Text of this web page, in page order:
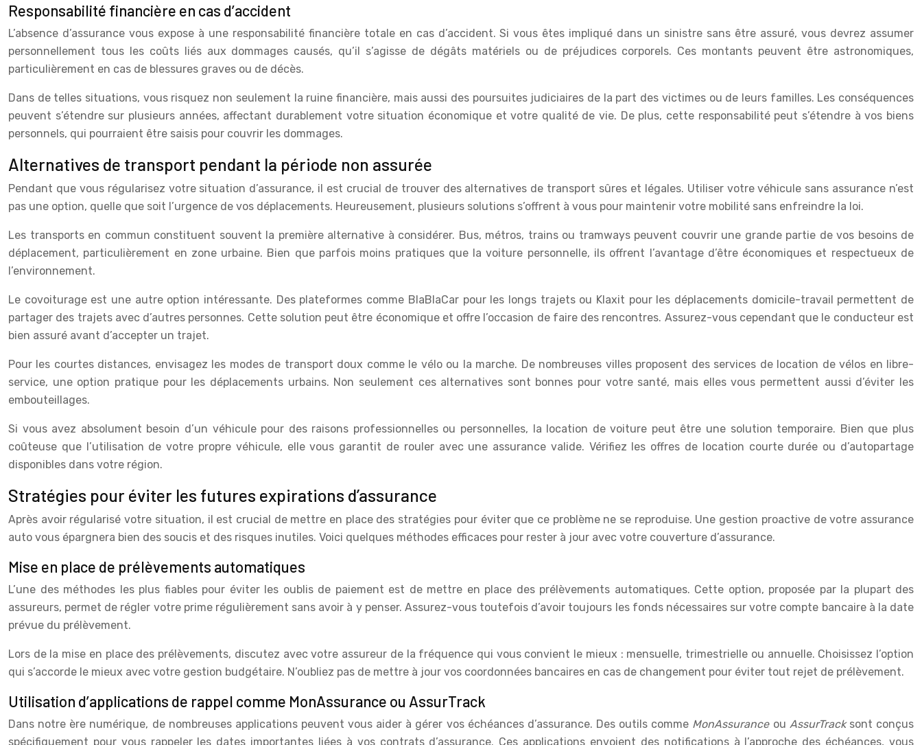
Responsabilité financière en cas d’accident
L’absence d’assurance vous expose à une responsabilité financière totale en cas d’accident. Si vous êtes impliqué dans un sinistre sans être assuré, vous devrez assumer
personnellement tous les coûts liés aux dommages causés, qu’il s’agisse de dégâts matériels ou de préjudices corporels. Ces montants peuvent être astronomiques,
particulièrement en cas de blessures graves ou de décès.
Dans de telles situations, vous risquez non seulement la ruine financière, mais aussi des poursuites judiciaires de la part des victimes ou de leurs familles. Les conséquences
peuvent s’étendre sur plusieurs années, affectant durablement votre situation économique et votre qualité de vie. De plus, cette responsabilité peut s’étendre à vos biens
personnels, qui pourraient être saisis pour couvrir les dommages.
Alternatives de transport pendant la période non assurée
Pendant que vous régularisez votre situation d’assurance, il est crucial de trouver des alternatives de transport sûres et légales. Utiliser votre véhicule sans assurance n’est
pas une option, quelle que soit l’urgence de vos déplacements. Heureusement, plusieurs solutions s’offrent à vous pour maintenir votre mobilité sans enfreindre la loi.
Les transports en commun constituent souvent la première alternative à considérer. Bus, métros, trains ou tramways peuvent couvrir une grande partie de vos besoins de
déplacement, particulièrement en zone urbaine. Bien que parfois moins pratiques que la voiture personnelle, ils offrent l’avantage d’être économiques et respectueux de
l’environnement.
Le covoiturage est une autre option intéressante. Des plateformes comme BlaBlaCar pour les longs trajets ou Klaxit pour les déplacements domicile-travail permettent de
partager des trajets avec d’autres personnes. Cette solution peut être économique et offre l’occasion de faire des rencontres. Assurez-vous cependant que le conducteur est
bien assuré avant d’accepter un trajet.
Pour les courtes distances, envisagez les modes de transport doux comme le vélo ou la marche. De nombreuses villes proposent des services de location de vélos en libre-
service, une option pratique pour les déplacements urbains. Non seulement ces alternatives sont bonnes pour votre santé, mais elles vous permettent aussi d’éviter les
embouteillages.
Si vous avez absolument besoin d’un véhicule pour des raisons professionnelles ou personnelles, la location de voiture peut être une solution temporaire. Bien que plus
coûteuse que l’utilisation de votre propre véhicule, elle vous garantit de rouler avec une assurance valide. Vérifiez les offres de location courte durée ou d’autopartage
disponibles dans votre région.
Stratégies pour éviter les futures expirations d’assurance
Après avoir régularisé votre situation, il est crucial de mettre en place des stratégies pour éviter que ce problème ne se reproduise. Une gestion proactive de votre assurance
auto vous épargnera bien des soucis et des risques inutiles. Voici quelques méthodes efficaces pour rester à jour avec votre couverture d’assurance.
Mise en place de prélèvements automatiques
L’une des méthodes les plus fiables pour éviter les oublis de paiement est de mettre en place des prélèvements automatiques. Cette option, proposée par la plupart des
assureurs, permet de régler votre prime régulièrement sans avoir à y penser. Assurez-vous toutefois d’avoir toujours les fonds nécessaires sur votre compte bancaire à la date
prévue du prélèvement.
Lors de la mise en place des prélèvements, discutez avec votre assureur de la fréquence qui vous convient le mieux : mensuelle, trimestrielle ou annuelle. Choisissez l’option
qui s’accorde le mieux avec votre gestion budgétaire. N’oubliez pas de mettre à jour vos coordonnées bancaires en cas de changement pour éviter tout rejet de prélèvement.
Utilisation d’applications de rappel comme MonAssurance ou AssurTrack
Dans notre ère numérique, de nombreuses applications peuvent vous aider à gérer vos échéances d’assurance. Des outils comme MonAssurance ou AssurTrack sont conçus
spécifiquement pour vous rappeler les dates importantes liées à vos contrats d’assurance. Ces applications envoient des notifications à l’approche des échéances, vous